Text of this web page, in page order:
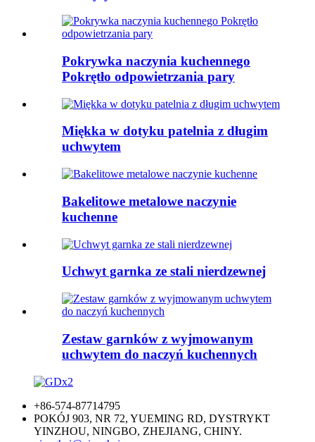
Pokrywka naczynia kuchennego
Pokrętło odpowietrzania pary
Miękka w dotyku patelnia z długim
uchwytem
Bakelitowe metalowe naczynie
kuchenne
Uchwyt garnka ze stali nierdzewnej
Zestaw garnków z wyjmowanym
uchwytem do naczyń kuchennych
+86-574-87714795
POKÓJ 903, NR 72, YUEMING RD, DYSTRYKT
YINZHOU, NINGBO, ZHEJIANG, CHINY.